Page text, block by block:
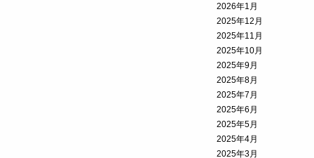
2026年1月
2025年12月
2025年11月
2025年10月
2025年9月
2025年8月
2025年7月
2025年6月
2025年5月
2025年4月
2025年3月